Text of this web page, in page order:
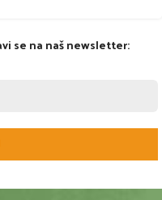
se na naš newsletter: